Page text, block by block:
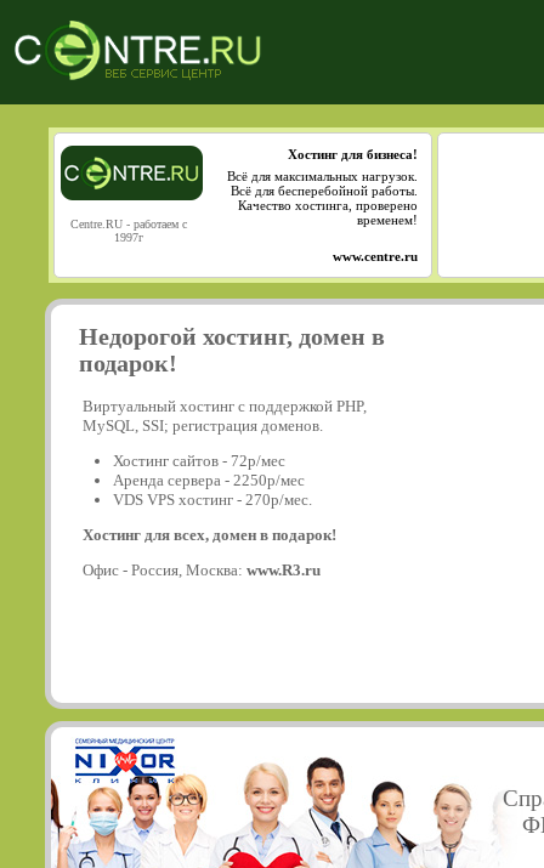
Centre.RU - работаем с
1997г
Хостинг для бизнеса!
Всё для максимальных нагрузок.
Всё для бесперебойной работы.
Качество хостинга, проверено
временем!
www.centre.ru
Недорогой хостинг, домен в
подарок!
Виртуальный хостинг с поддержкой PHP,
MySQL, SSI; регистрация доменов.
Хостинг сайтов - 72р/мес
Аренда сервера - 2250р/мес
VDS VPS хостинг - 270р/мес.
Хостинг для всех, домен в подарок!
Офис - Россия, Москва: www.R3.ru